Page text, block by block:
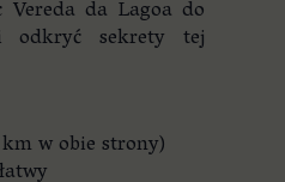
Vereda da Lagoa do
odkryć sekrety tej
w obie strony)